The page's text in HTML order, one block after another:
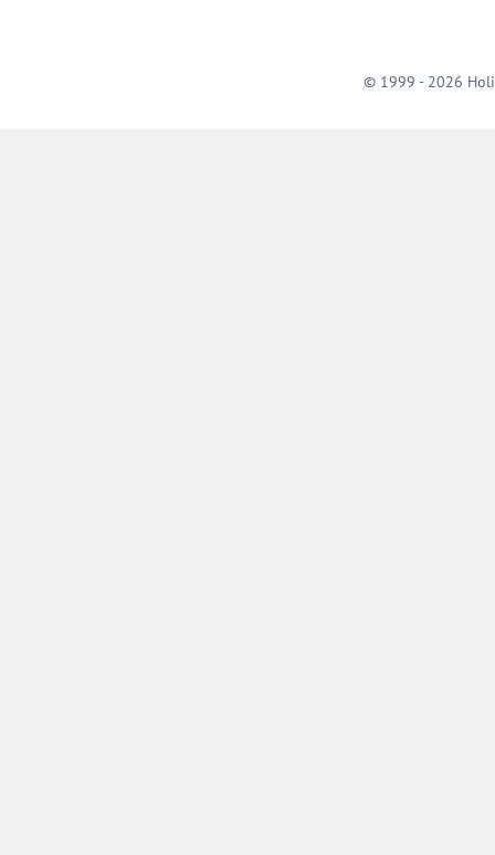
© 1999 - 2026